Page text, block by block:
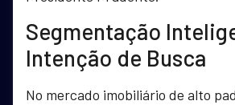
Segmentação
Intenção de Busca
No mercado imobiliário de alto